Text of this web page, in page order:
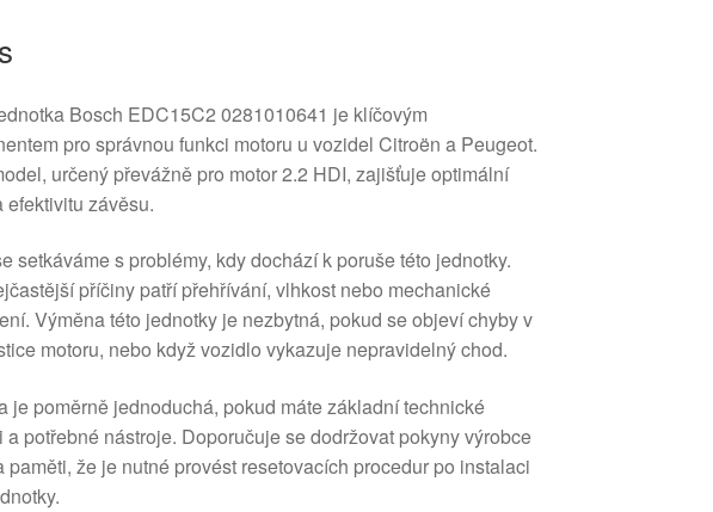
Bosch EDC15C2 0281010641 je klíčovým
pro správnou funkci motoru u vozidel Citroën a Peugeot.
určený převážně pro motor 2.2 HDI, zajišťuje optimální
efektivitu závěsu.
setkáváme s problémy, kdy dochází k poruše této jednotky.
příčiny patří přehřívání, vlhkost nebo mechanické
Výměna této jednotky je nezbytná, pokud se objeví chyby v
motoru, nebo když vozidlo vykazuje nepravidelný chod.
je poměrně jednoduchá, pokud máte základní technické
a potřebné nástroje. Doporučuje se dodržovat pokyny výrobce
paměti, že je nutné provést resetovacích procedur po instalaci